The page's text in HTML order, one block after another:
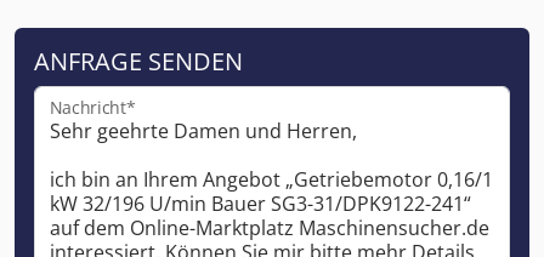
ANFRAGE SENDEN
Nachricht*